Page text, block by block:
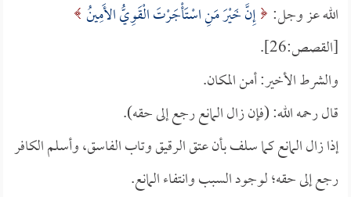
الله عز وجل: إِنَّ خَيْرَ مَنِ اسْتَأْجَرْتَ الْقَوِيُّ الأَمِينُ
[القصص:26].
والشرط الأخير: أمن المكان.
قال رحمه الله: (فإن زال المانع رجع إلى حقه).
إذا زال المانع كما سلف بأن عتق الرقيق وتاب الفاسق، وأسلم الكافر
رجع إلى حقه؛ لوجود السبب وانتفاء المانع.